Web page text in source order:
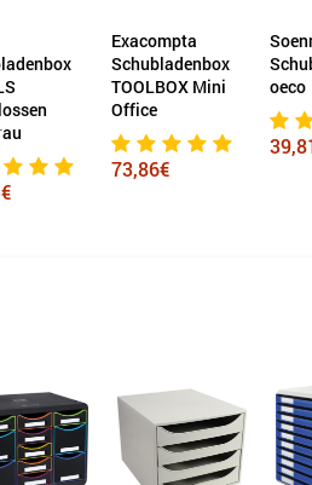
Schubladenbox
TOOLBOX Mini
Office
73,86€
Soennecken
Schubladenbox
oeco
39,81€